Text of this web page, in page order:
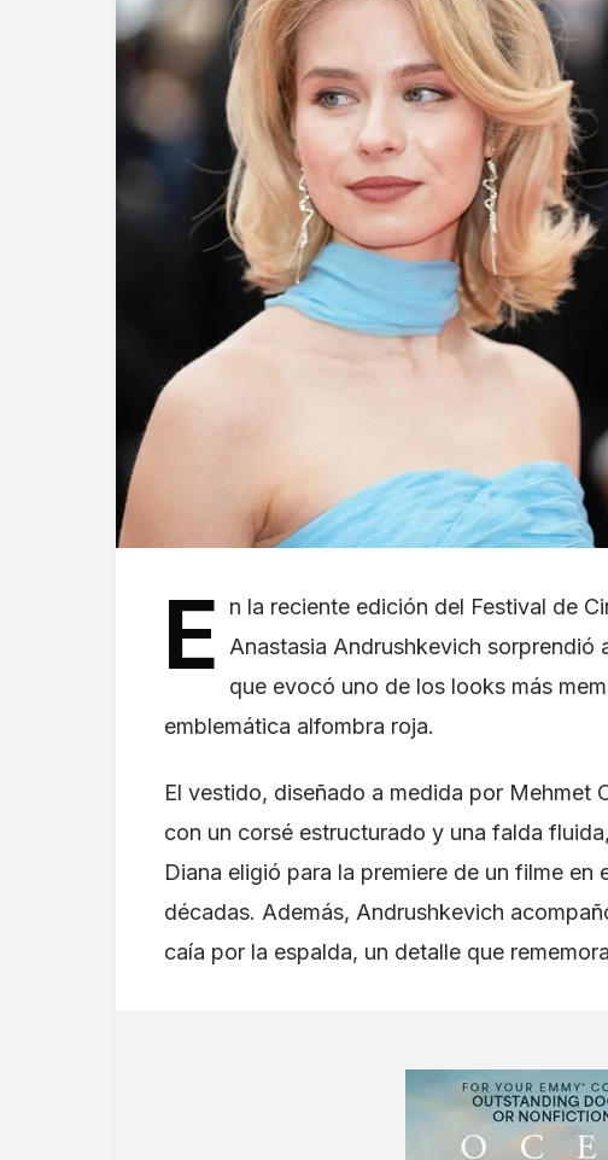
E
n la reciente edición del Festival de
Anastasia Andrushkevich sorprendió
que evocó uno de los looks más
emblemática alfombra roja.
El vestido, diseñado a medida por Mehmet
con un corsé estructurado y una falda
Diana eligió para la premiere de un filme
décadas. Además, Andrushkevich
caía por la espalda, un detalle que